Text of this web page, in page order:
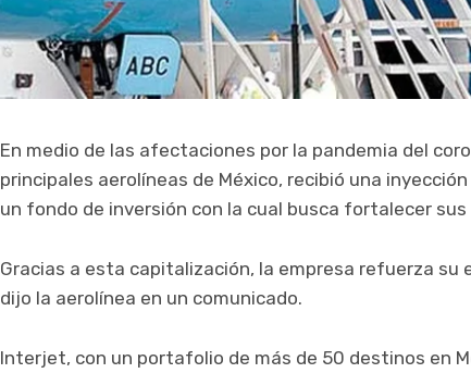
En medio de las afectaciones por la pandemia del
principales aerolíneas de México, recibió una
un fondo de inversión con la cual busca fortalecer sus
Gracias a esta capitalización, la empresa refuerza
dijo la aerolínea en un comunicado.
Interjet, con un portafolio de más de 50 destinos en